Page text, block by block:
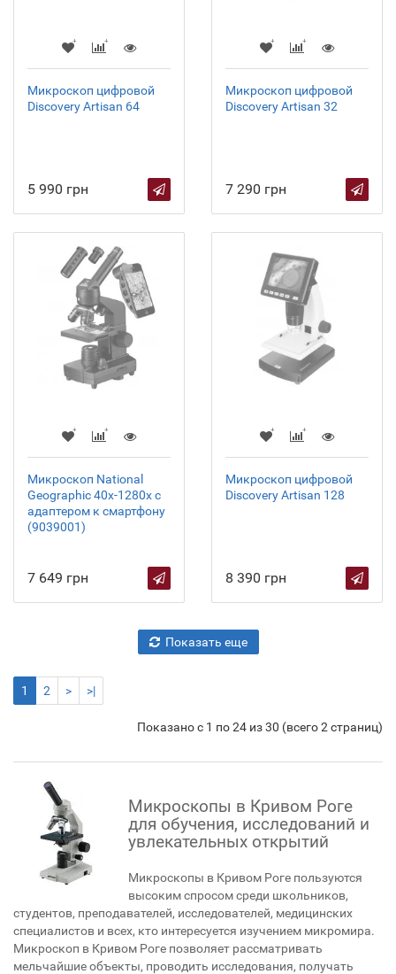
Микроскоп цифровой
Discovery Artisan 64
5 990 грн
Микроскоп цифровой
Discovery Artisan 32
7 290 грн
Микроскоп National
Geographic 40x-1280x с
адаптером к смартфону
(9039001)
7 649 грн
Микроскоп цифровой
Discovery Artisan 128
8 390 грн
Показать еще
1 2 > >|
Показано с 1 по 24 из 30 (всего 2 страниц)
Микроскопы в Кривом Роге
для обучения, исследований и
увлекательных открытий
Микроскопы в Кривом Роге пользуются
высоким спросом среди школьников,
студентов, преподавателей, исследователей, медицинских
специалистов и всех, кто интересуется изучением микромира.
Микроскоп в Кривом Роге позволяет рассматривать
мельчайшие объекты, проводить исследования, получать